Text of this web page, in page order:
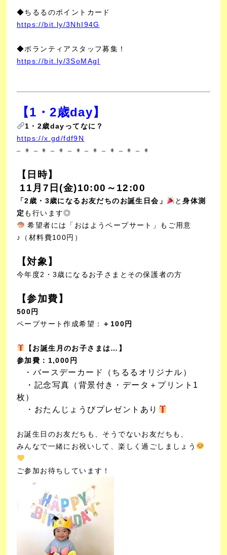
◆ちるるのポイントカード
https://bit.ly/3NhI94G
◆ボランティアスタッフ募集！
https://bit.ly/3SoMAgI
【1・2歳day】
1・2歳dayってなに？
https://x.gd/fdf9N
– * – * – * – * – * – * – * – *
【日時】
11月7 日(金)10:00～12:00
「2歳・3歳になるお友だちのお誕生日会」 と身体測
定 も行います◎
希望者には「おはようペープサート」もご用意
♪（材料費100円）
【対象】
今年度2・3歳になるお子さまとその保護者の方
【参加費】
500円
ペープサート作成希望： ＋100円
【お誕生月のお子さまは…】
参加費：1,000円
・バースデーカード（ちるるオリジナル）
・記念写真（背景付き・データ＋プリント1
枚）
・おたんじょうびプレゼントあり
お誕生日のお友だちも、そうでないお友だちも、
みんなで一緒にお祝いして、楽しく過ごしましょう
ご参加お待ちしています！